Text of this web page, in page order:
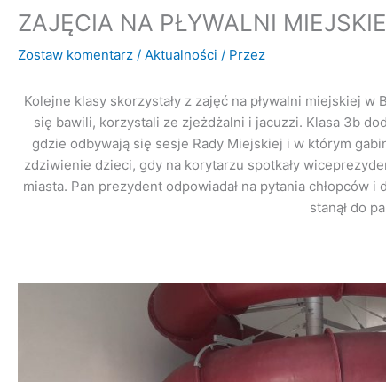
ZAJĘCIA NA PŁYWALNI
Zostaw komentarz / Aktualności / Przez
Kolejne klasy skorzystały z zajęć na pływalni miejskiej
się bawili, korzystali ze zjeżdżalni i jacuzzi. Klasa 3b
gdzie odbywają się sesje Rady Miejskiej i w którym
zdziwienie dzieci, gdy na korytarzu spotkały
miasta. Pan prezydent odpowiadał na pytania chłopców
stanął do